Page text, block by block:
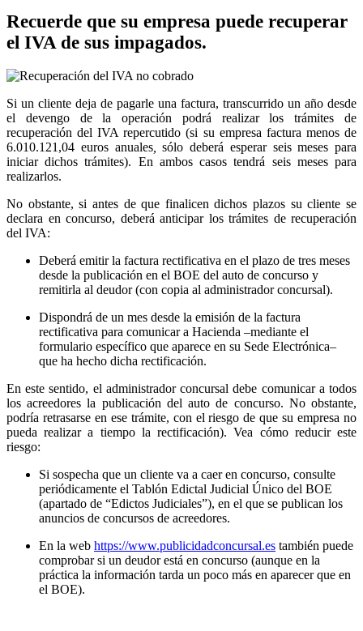
Recuerde que su empresa puede recuperar
el IVA de sus impagados.
Si un cliente deja de pagarle una factura, transcurrido un año desde
el devengo de la operación podrá realizar los trámites de
recuperación del IVA repercutido (si su empresa factura menos de
6.010.121,04 euros anuales,sólo deberá esperar seis meses para
iniciar dichos trámites). En ambos casos tendrá seis meses para
realizarlos.
No obstante, si antes de que finalicen dichos plazos su cliente se
declara en concurso, deberá anticipar los trámites de recuperación
del IVA:
Deberá emitir la factura rectificativa en el plazo de tres meses
desde la publicación en el BOE del auto de concurso y
remitirla al deudor (con copia al administrador concursal).
Dispondrá de un mes desde la emisión de la factura
rectificativa para comunicar a Hacienda –mediante el
formulario específico que aparece en su Sede Electrónica–
que ha hecho dicha rectificación.
En este sentido, el administrador concursal debe comunicar a todos
los acreedores la publicación del auto de concurso. No obstante,
podría retrasarse en ese trámite, con el riesgo de que su empresa no
pueda realizar a tiempo la rectificación). Vea cómo reducir este
riesgo:
Si sospecha que un cliente va a caer en concurso, consulte
periódicamente el Tablón Edictal Judicial Único del BOE
(apartado de “Edictos Judiciales”), en el que se publican los
anuncios de concursos de acreedores.
En la web https://www.publicidadconcursal.es también puede
comprobar si un deudor está en concurso (aunque en la
práctica la información tarda un poco más en aparecer que en
el BOE).